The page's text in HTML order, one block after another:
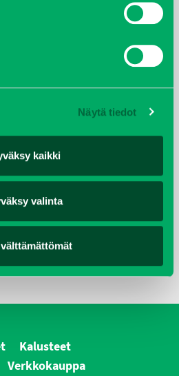
Näytä tiedot
kaikki
valinta
Teknisen kaupan
Kalusteet
Verkkokauppa